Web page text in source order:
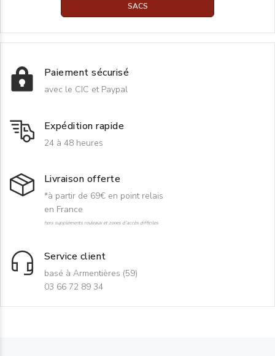
SACS
Paiement sécurisé
avec le CIC et Paypal
Expédition rapide
24 à 48 heures
Livraison offerte
*à partir de 69€ en point relais
en France
hors suppléments rouleaux et zones d'accès difficiles
Service client
basé à Armentières (59)
03 66 72 89 34